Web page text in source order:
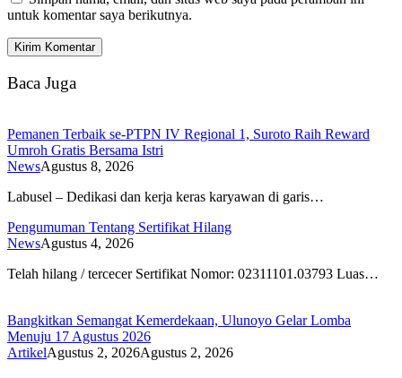
untuk komentar saya berikutnya.
Baca Juga
Pemanen Terbaik se-PTPN IV Regional 1, Suroto Raih Reward
Umroh Gratis Bersama Istri
NewsAgustus 8, 2026
Labusel – Dedikasi dan kerja keras karyawan di garis…
Pengumuman Tentang Sertifikat Hilang
NewsAgustus 4, 2026
Telah hilang / tercecer Sertifikat Nomor: 02311101.03793 Luas…
Bangkitkan Semangat Kemerdekaan, Ulunoyo Gelar Lomba
Menuju 17 Agustus 2026
ArtikelAgustus 2, 2026Agustus 2, 2026